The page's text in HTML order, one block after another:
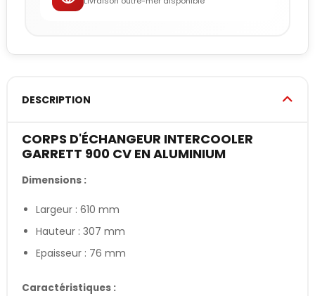
DESCRIPTION
CORPS D'ÉCHANGEUR INTERCOOLER
GARRETT 900 CV EN ALUMINIUM
Dimensions :
Largeur : 610 mm
Hauteur : 307 mm
Epaisseur : 76 mm
Caractéristiques :